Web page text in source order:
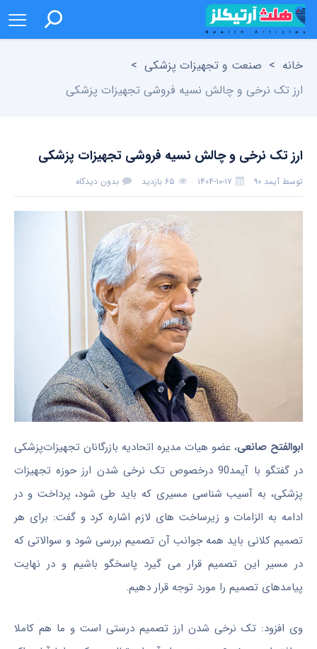
خانه > صنعت و تجهیزات پزشکی >
ارز تک نرخی و چالش نسیه فروشی تجهیزات پزشکی
ارز تک نرخی و چالش نسیه فروشی تجهیزات پزشکی
توسط آیمد ۹۰ ۱۴۰۴-۱۰-۱۷ ۶۵ بازدید بدون دیدگاه
ابوالفتح صانعی، عضو هیات مدیره اتحادیه بازرگانان تجهیزات‌پزشکی
در گفتگو با آیمد90 درخصوص تک نرخی شدن ارز حوزه تجهیزات
پزشکی، به آسیب شناسی مسیری که باید طی شود، پرداخت و در
ادامه به الزامات و زیرساخت های لازم اشاره کرد و گفت: برای هر
تصمیم کلانی باید همه جوانب آن تصمیم بررسی شود و سوالاتی که
در مسیر این تصمیم قرار می گیرد پاسخگو باشیم و در نهایت
پیامدهای تصمیم را مورد توجه قرار دهیم.
وی افزود: تک نرخی شدن ارز تصمیم درستی است و ما هم کاملا